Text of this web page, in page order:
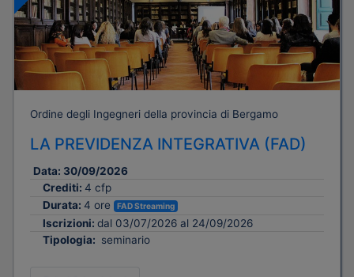
Ordine degli Ingegneri della provincia di Bergamo
LA PREVIDENZA INTEGRATIVA (FAD)
Data: 30/09/2026
Crediti: 4 cfp
Durata: 4 ore FAD Streaming
Iscrizioni: dal 03/07/2026 al 24/09/2026
Tipologia: seminario